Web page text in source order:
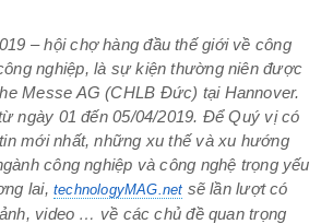
nghiệp, là sự kiện thường niên được
Messe AG (CHLB Đức) tại Hannover.
ngày 01 đến 05/04/2019. Để Quý vị có
mới nhất, những xu thế và xu hướng
công nghiệp và công nghệ trọng yếu
lai, technologyMAG.net sẽ lần lượt có
video … về các chủ đề quan trọng